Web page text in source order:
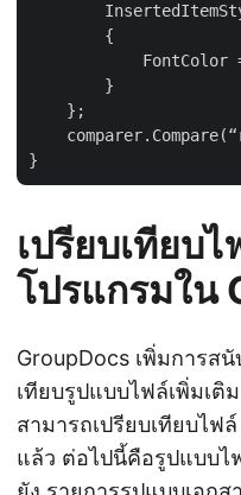
        {
FontColor
        }
    };
เปรียบเทียบ
โปรแกรมใน
GroupDocs เพิ่มการส
เทียบรูปแบบไฟล์เพิ่มเ
สามารถเปรียบเทียบไฟ
แล้ว ต่อไปนี้คือรูปแบบไ